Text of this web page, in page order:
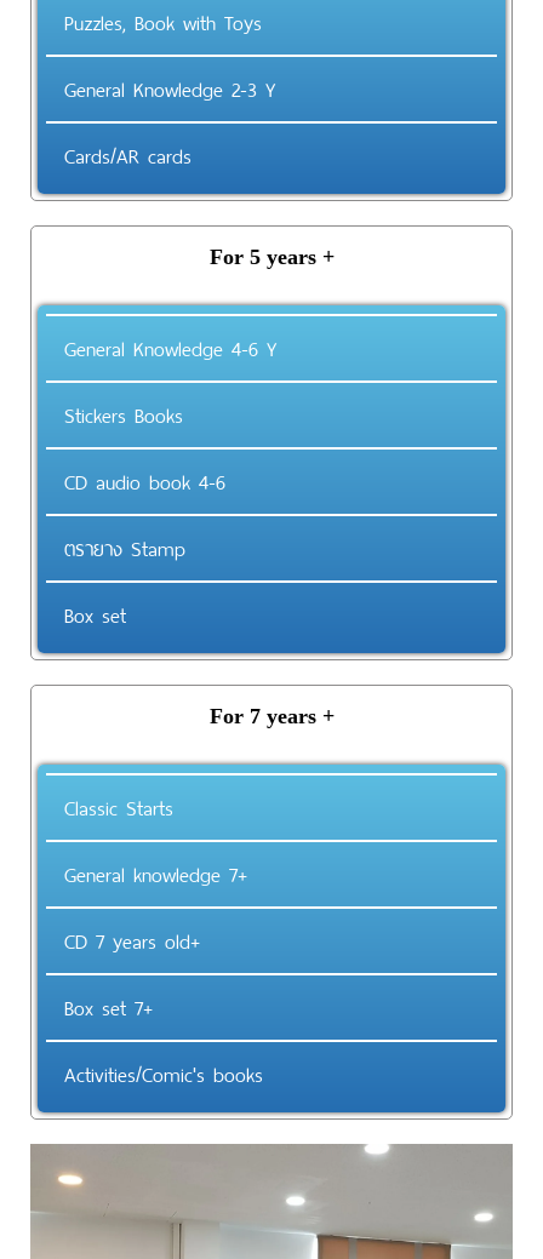
Puzzles, Book with Toys
General Knowledge 2-3 Y
Cards/AR cards
For 5 years +
General Knowledge 4-6 Y
Stickers Books
CD audio book 4-6
ตรายาง Stamp
Box set
For 7 years +
Classic Starts
General knowledge 7+
CD 7 years old+
Box set 7+
Activities/Comic's books